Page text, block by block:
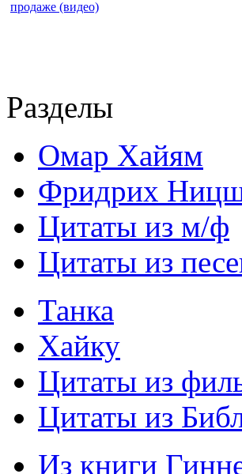
продаже (видео)
Разделы
Омар Хайям
Фридрих
Цитаты из м/ф
Цитаты из
Танка
Хайку
Цитаты из
Цитаты из
Из книги